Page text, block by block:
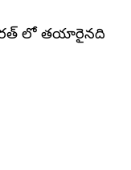
లో తయారైనది